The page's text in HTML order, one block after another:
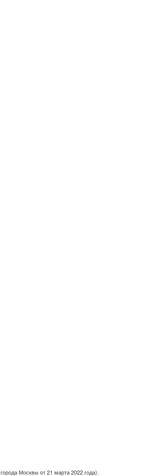
Москвы от 21 марта 2022 года).